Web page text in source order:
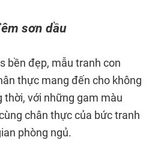
sơn dầu
bền đẹp, mẫu tranh con
thực mang đến cho không
với những gam màu
chân thực của bức tranh
phòng ngủ.